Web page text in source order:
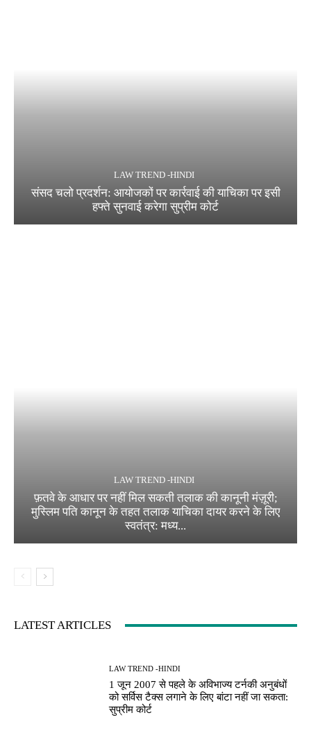
LAW TREND -HINDI
संसद चलो प्रदर्शन: आयोजकों पर कार्रवाई की याचिका पर इसी
हफ्ते सुनवाई करेगा सुप्रीम कोर्ट
LAW TREND -HINDI
फ़तवे के आधार पर नहीं मिल सकती तलाक की कानूनी मंज़ूरी;
मुस्लिम पति कानून के तहत तलाक याचिका दायर करने के लिए
स्वतंत्र: मध्य...
LATEST ARTICLES
LAW TREND -HINDI
1 जून 2007 से पहले के अविभाज्य टर्नकी अनुबंधों
को सर्विस टैक्स लगाने के लिए बांटा नहीं जा सकता:
सुप्रीम कोर्ट